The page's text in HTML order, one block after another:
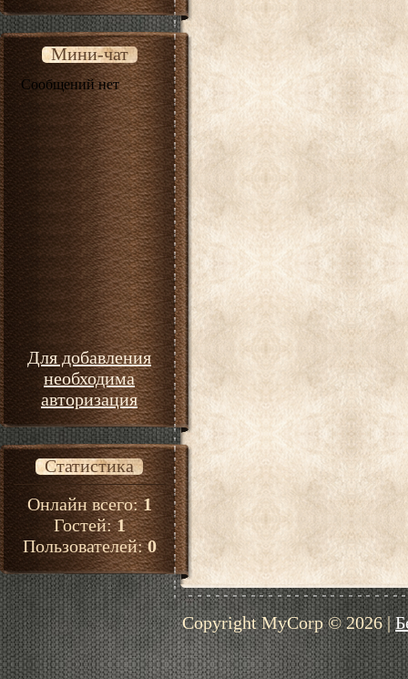
Мини-чат
Для добавления
необходима
авторизация
Статистика
Онлайн всего:1
Гостей:1
Пользователей:0
Copyright MyCorp © 2026|